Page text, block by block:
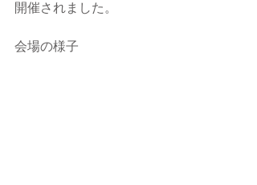
開催されました。
会場の様子